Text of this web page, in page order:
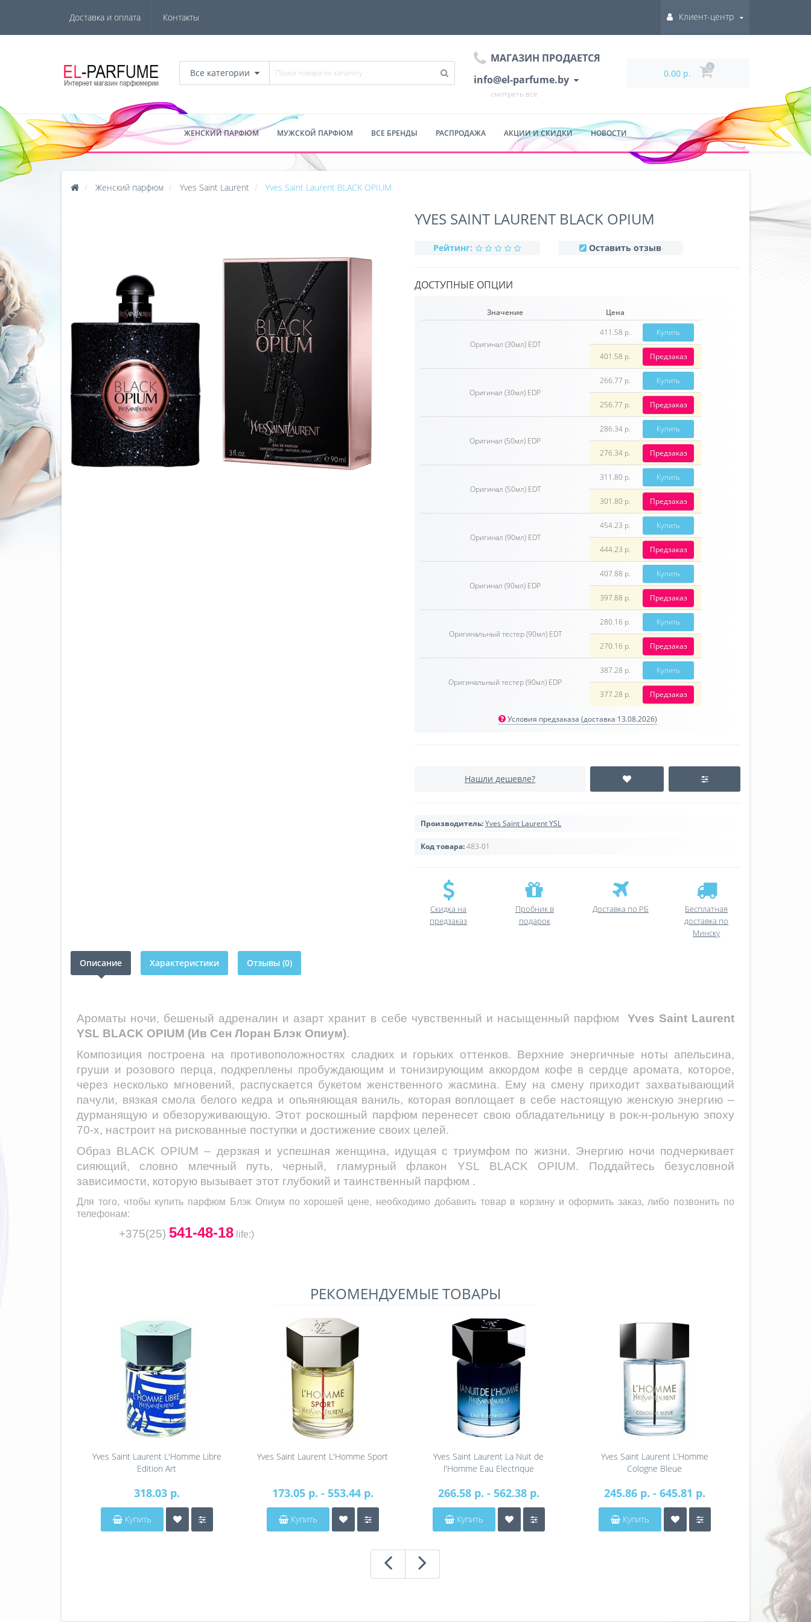
Доставка и оплата Контакты Клиент-центр
Все категории
МАГАЗИН ПРОДАЕТСЯ
info@el-parfume.by
смотреть все
0.00 р.
0
ЖЕНСКИЙ ПАРФЮМ МУЖСКОЙ ПАРФЮМ ВСЕ БРЕНДЫ РАСПРОДАЖА АКЦИИ И СКИДКИ НОВОСТИ
Женский парфюм Yves Saint Laurent Yves Saint Laurent BLACK OPIUM
YVES SAINT LAURENT BLACK OPIUM
Рейтинг: Оставить отзыв
ДОСТУПНЫЕ ОПЦИИ
Значение Цена
Оригинал (30мл) EDT
411.58 р. Купить
401.58 р. Предзаказ
Оригинал (30мл) EDP
266.77 р. Купить
256.77 р. Предзаказ
Оригинал (50мл) EDP
286.34 р. Купить
276.34 р. Предзаказ
Оригинал (50мл) EDT
311.80 р. Купить
301.80 р. Предзаказ
Оригинал (90мл) EDT
454.23 р. Купить
444.23 р. Предзаказ
Оригинал (90мл) EDP
407.88 р. Купить
397.88 р. Предзаказ
Оригинальный тестер (90мл) EDT
280.16 р. Купить
270.16 р. Предзаказ
Оригинальный тестер (90мл) EDP
387.28 р. Купить
377.28 р. Предзаказ
Условия предзаказа (доставка 13.08.2026)
Нашли дешевле?
Производитель:Yves Saint Laurent YSL
Код товара:483-01
Скидка на
предзаказ
Пробник в
подарок
Доставка по РБ
Бесплатная
доставка по
Минску
Описание Характеристики Отзывы (0)
Ароматы ночи, бешеный адреналин и азарт хранит в себе чувственный и насыщенный парфюм Yves Saint Laurent
YSL BLACK OPIUM (Ив Сен Лоран Блэк Опиум).
Композиция построена на противоположностях сладких и горьких оттенков. Верхние энергичные ноты апельсина,
груши и розового перца, подкреплены пробуждающим и тонизирующим аккордом кофе в сердце аромата, которое,
через несколько мгновений, распускается букетом женственного жасмина. Ему на смену приходит захватывающий
пачули, вязкая смола белого кедра и опьяняющая ваниль, которая воплощает в себе настоящую женскую энергию –
дурманящую и обезоруживающую. Этот роскошный парфюм перенесет свою обладательницу в рок-н-рольную эпоху
70-х, настроит на рискованные поступки и достижение своих целей.
Образ BLACK OPIUM – дерзкая и успешная женщина, идущая с триумфом по жизни. Энергию ночи подчеркивает
сияющий, словно млечный путь, черный, гламурный флакон
YSL BLACK OPIUM.
Поддайтесь безусловной
зависимости, которую вызывает этот глубокий и таинственный парфюм .
Для того, чтобы купить парфюм Блэк Опиум по хорошей цене, необходимо добавить товар в корзину и оформить заказ, либо позвонить по
телефонам:
+375(25) 541-48-18 life:)
РЕКОМЕНДУЕМЫЕ ТОВАРЫ
Yves Saint Laurent L'Homme Libre
Edition Art
318.03 р.
Купить
Yves Saint Laurent L'Homme Sport
173.05 р. - 553.44 р.
Купить
Yves Saint Laurent La Nuit de
l'Homme Eau Electrique
266.58 р. - 562.38 р.
Купить
Yves Saint Laurent L’Homme
Cologne Bleue
245.86 р. - 645.81 р.
Купить